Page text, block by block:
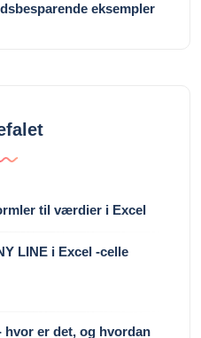
eksempler
til værdier i Excel
LINE i Excel -celle
hvor er det, og hvordan